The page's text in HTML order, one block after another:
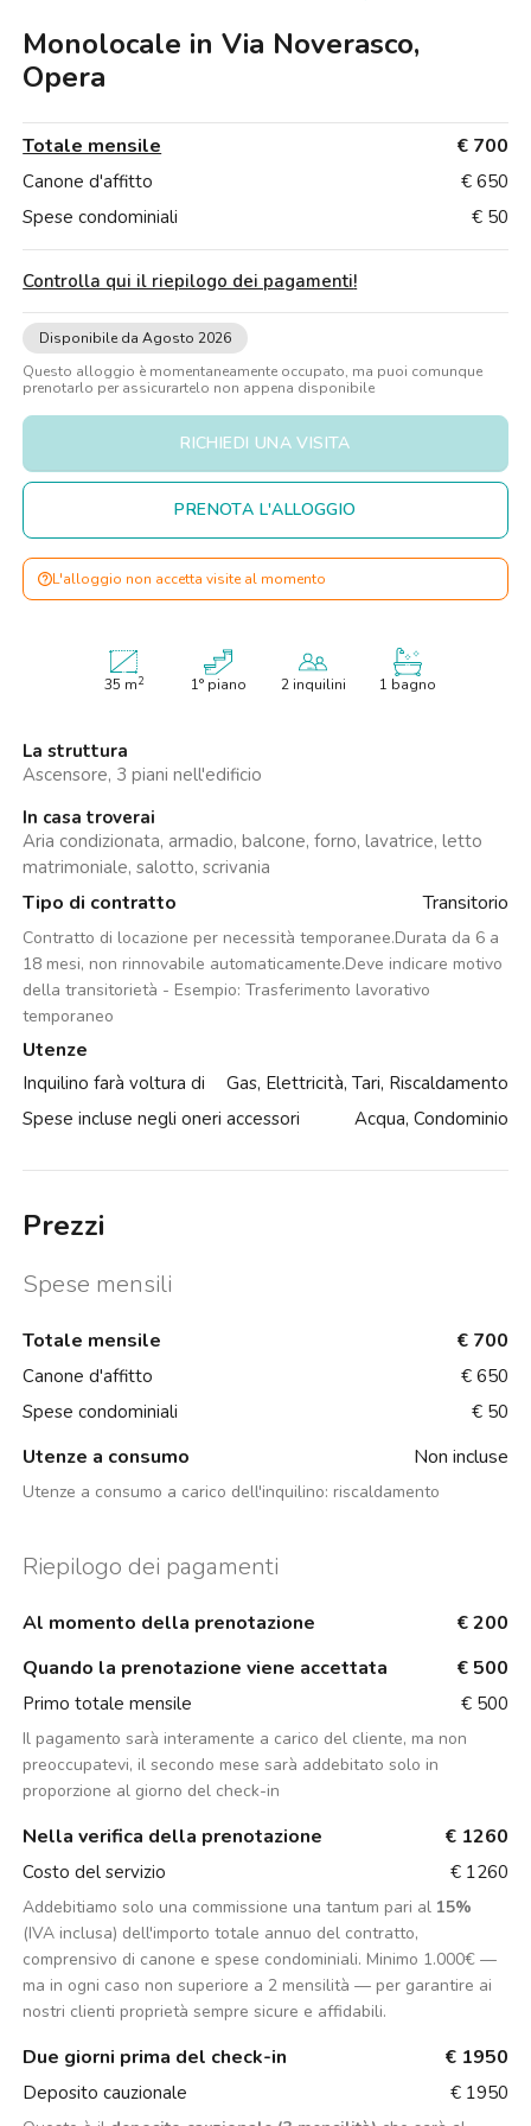
Loft
Loft
Loft
Loft
Loft
Loft
Loft
Roma
Loft
Napoli
Loft
Catania
Loft
Padova
Loft
Monolocale in Via Noverasco,
Opera
Totale mensile € 700
Canone d'affitto
€ 650
Spese condominiali
€ 50
Controlla qui il riepilogo dei pagamenti!
Disponibile da Agosto 2026
Questo alloggio è momentaneamente occupato, ma puoi comunque
prenotarlo per assicurartelo non appena disponibile
RICHIEDI UNA VISITA
PRENOTA L'ALLOGGIO
L'alloggio non accetta visite al momento
35 m2 1° piano 2 inquilini 1 bagno
La struttura
Ascensore, 3 piani nell'edificio
In casa troverai
Aria condizionata, armadio, balcone, forno, lavatrice, letto
matrimoniale, salotto, scrivania
Tipo di contratto Transitorio
Contratto di locazione per necessità temporanee.Durata da 6 a
18 mesi, non rinnovabile automaticamente.Deve indicare motivo
della transitorietà - Esempio: Trasferimento lavorativo
temporaneo
Utenze
Inquilino farà voltura di
Gas, Elettricità, Tari, Riscaldamento
Spese incluse negli oneri accessori
Acqua, Condominio
Prezzi
Spese mensili
Totale mensile € 700
Canone d'affitto
€ 650
Spese condominiali
€ 50
Utenze a consumo Non incluse
Utenze a consumo a carico dell'inquilino: riscaldamento
Riepilogo dei pagamenti
Al momento della prenotazione
€ 200
Quando la prenotazione viene accettata
€ 500
Primo totale mensile € 500
Il pagamento sarà interamente a carico del cliente, ma non
preoccupatevi, il secondo mese sarà addebitato solo in
proporzione al giorno del check-in
Nella verifica della prenotazione € 1260
Costo del servizio € 1260
Addebitiamo solo una commissione una tantum pari al 15%
(IVA inclusa) dell'importo totale annuo del contratto,
comprensivo di canone e spese condominiali. Minimo 1.000€ —
ma in ogni caso non superiore a 2 mensilità — per garantire ai
nostri clienti proprietà sempre sicure e affidabili.
Due giorni prima del check-in € 1950
Deposito cauzionale € 1950